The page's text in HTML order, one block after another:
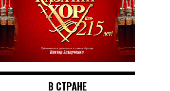
В СТРАНЕ